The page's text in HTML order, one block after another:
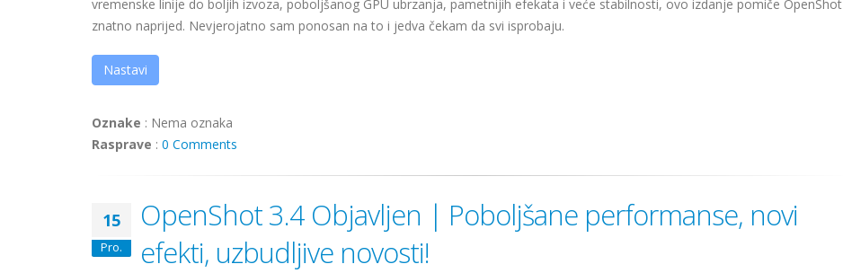
vremenske linije do boljih izvoza, poboljšanog GPU ubrzanja, pametnijih efekata i veće stabilnosti, ovo izdanje pomiče OpenShot
znatno naprijed. Nevjerojatno sam ponosan na to i jedva čekam da svi isprobaju.
Nastavi
Oznake : Nema oznaka
Rasprave : 0 Comments
15
Pro.
OpenShot 3.4 Objavljen | Poboljšane performanse, novi
efekti, uzbudljive novosti!